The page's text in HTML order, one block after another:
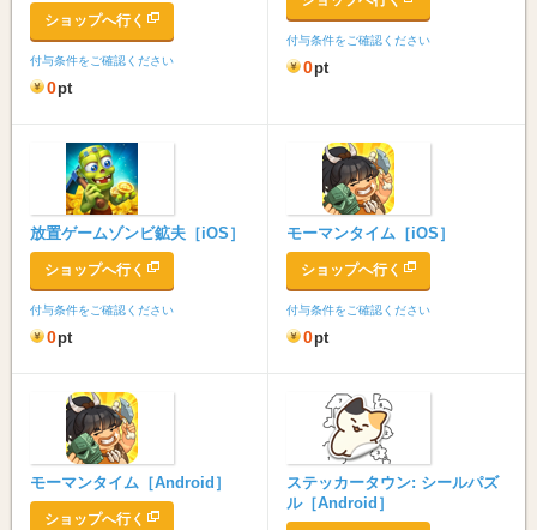
ショップへ行く
付与条件をご確認ください
0pt
付与条件をご確認ください
0pt
放置ゲームゾンビ鉱夫［iOS］
ショップへ行く
付与条件をご確認ください
0pt
モーマンタイム［iOS］
ショップへ行く
付与条件をご確認ください
0pt
モーマンタイム［Android］
ショップへ行く
ステッカータウン: シールパズ
ル［Android］